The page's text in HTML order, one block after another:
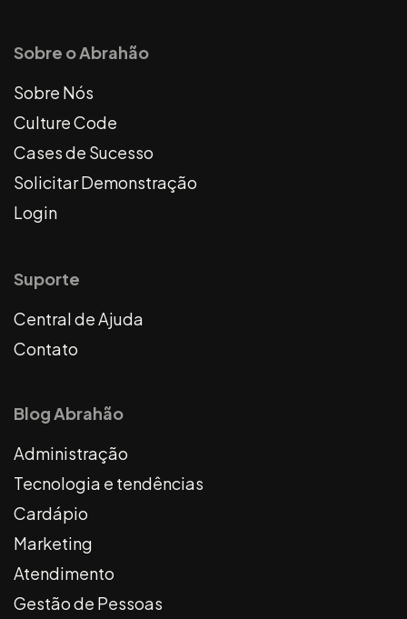
Sobre o Abrahão
Sobre Nós
Culture Code
Cases de Sucesso
Solicitar Demonstração
Login
Suporte
Central de Ajuda
Contato
Blog Abrahão
Administração
Tecnologia e tendências
Cardápio
Marketing
Atendimento
Gestão de Pessoas